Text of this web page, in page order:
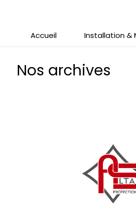
Accueil Installation &
Nos archives